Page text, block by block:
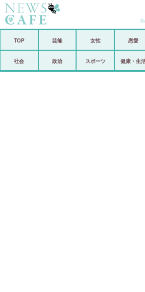
政治
TOP 芸能 女性 恋愛
社会 政治 スポーツ 健康・生